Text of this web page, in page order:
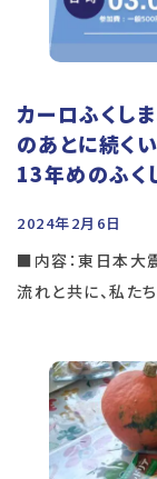
カーロふくし
のあとに続く
13年めのふく
2024年2月6日
■内容：東日本大
流れと共に、私た